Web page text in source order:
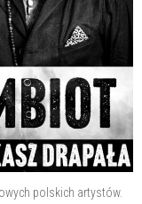
polskich artystów.